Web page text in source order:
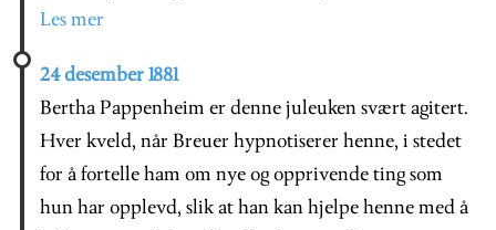
Les mer
24 desember 1881
Bertha Pappenheim er denne juleuken svært agitert.
Hver kveld, når Breuer hypnotiserer henne, i stedet
for å fortelle ham om nye og opprivende ting som
hun har opplevd, slik at han kan hjelpe henne med å